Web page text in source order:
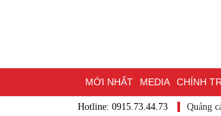
MỚI NHẤT MEDIA CHÍNH TRỊ
DU LỊCH - ẨM THỰC CHUYỂN ĐỔI
Hotline: 0915.73.44.73